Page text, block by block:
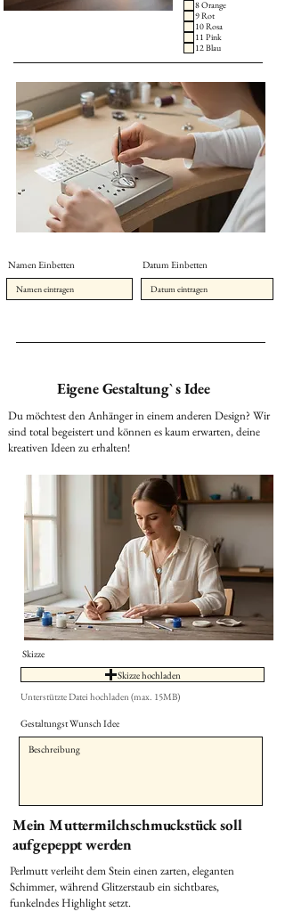
8 Orange
9 Rot
10 Rosa
11 Pink
12 Blau
Namen Einbetten Datum Einbetten
Eigene Gestaltung` s Idee
Du möchtest den Anhänger in einem anderen Design? Wir
sind total begeistert und können es kaum erwarten, deine
kreativen Ideen zu erhalten!
Skizze
Skizze hochladen
Unterstützte Datei hochladen (max. 15MB)
Gestaltungst Wunsch Idee
Mein Muttermilchschmuckstück soll
aufgepeppt werden
Perlmutt verleiht dem Stein einen zarten, eleganten
Schimmer, während Glitzerstaub ein sichtbares,
funkelndes Highlight setzt.